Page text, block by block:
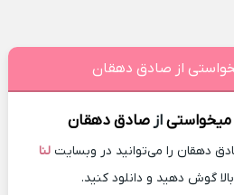
از صادق دهقان
میخواستیازصادق دهقان
دهقان را می‌توانید در وبسایت لنا
گوش دهید و دانلود کنید.